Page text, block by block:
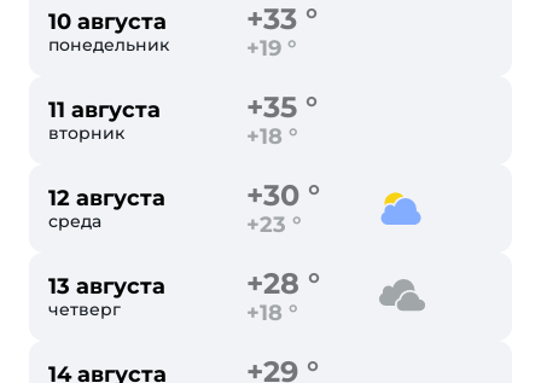
10 августа
понедельник
+33 °
+19 °
11 августа
вторник
+35 °
+18 °
12 августа
среда
+30 °
+23 °
13 августа
четверг
+28 °
+18 °
14 августа +29 °